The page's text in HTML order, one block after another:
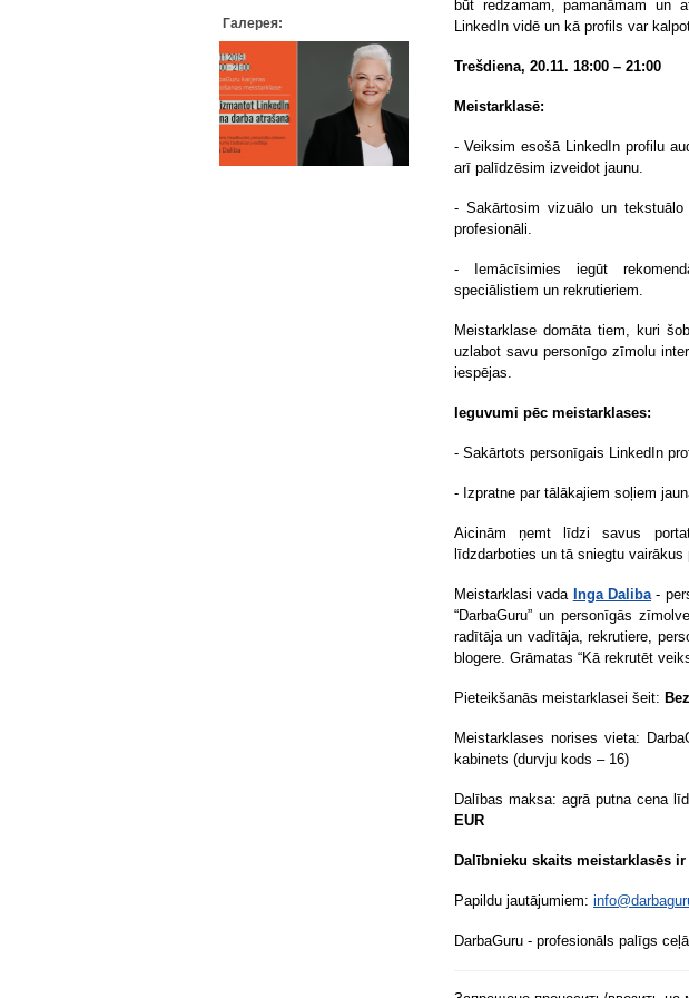
Галерея:
būt redzamam, pamanāmam un
LinkedIn vidē un kā profils var
Trešdiena, 20.11. 18:00 – 21:00
Meistarklasē:
- Veiksim esošā LinkedIn profilu
arī palīdzēsim izveidot jaunu.
- Sakārtosim vizuālo un
profesionāli.
- Iemācīsimies iegūt
speciālistiem un rekrutieriem.
Meistarklase domāta tiem, kuri
uzlabot savu personīgo zīmolu
iespējas.
Ieguvumi pēc meistarklases:
- Sakārtots personīgais LinkedIn
- Izpratne par tālākajiem soļiem
Aicinām ņemt līdzi savus
līdzdarboties un tā sniegtu
Meistarklasi vada Inga Daliba -
“DarbaGuru” un personīgās
radītāja un vadītāja, rekrutiere,
blogere. Grāmatas “Kā rekrutēt
Pieteikšanās meistarklasei šeit:
Meistarklases norises vieta:
kabinets (durvju kods – 16)
Dalības maksa: agrā putna cena
EUR
Dalībnieku skaits meistarklasēs
Papildu jautājumiem:
DarbaGuru - profesionāls palīgs